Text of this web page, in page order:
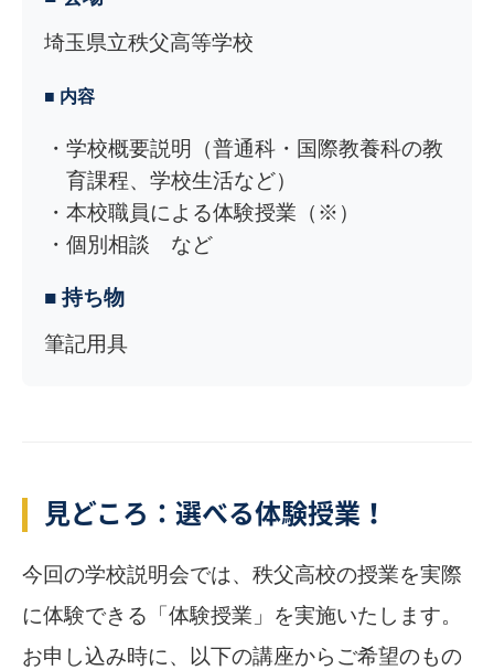
埼玉県立秩父高等学校
■ 内容
学校概要説明（普通科・国際教養科の教
育課程、学校生活など）
本校職員による体験授業（※）
個別相談 など
■ 持ち物
筆記用具
見どころ：選べる体験授業！
今回の学校説明会では、秩父高校の授業を実際
に体験できる「体験授業」を実施いたします。
お申し込み時に、以下の講座からご希望のもの